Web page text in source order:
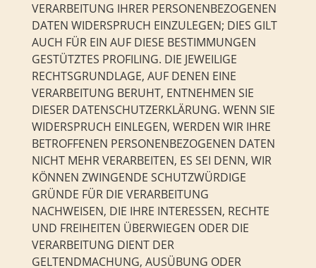
VERARBEITUNG IHRER PERSONENBEZOGENEN
DATEN WIDERSPRUCH EINZULEGEN; DIES GILT
AUCH FÜR EIN AUF DIESE BESTIMMUNGEN
GESTÜTZTES PROFILING. DIE JEWEILIGE
RECHTSGRUNDLAGE, AUF DENEN EINE
VERARBEITUNG BERUHT, ENTNEHMEN SIE
DIESER DATENSCHUTZERKLÄRUNG. WENN SIE
WIDERSPRUCH EINLEGEN, WERDEN WIR IHRE
BETROFFENEN PERSONENBEZOGENEN DATEN
NICHT MEHR VERARBEITEN, ES SEI DENN, WIR
KÖNNEN ZWINGENDE SCHUTZWÜRDIGE
GRÜNDE FÜR DIE VERARBEITUNG
NACHWEISEN, DIE IHRE INTERESSEN, RECHTE
UND FREIHEITEN ÜBERWIEGEN ODER DIE
VERARBEITUNG DIENT DER
GELTENDMACHUNG, AUSÜBUNG ODER